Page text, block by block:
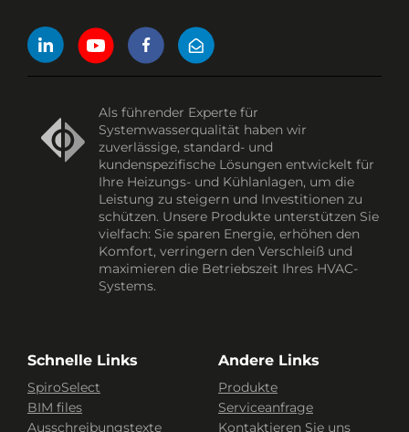
Als führender Experte für
Systemwasserqualität haben wir
zuverlässige, standard- und
kundenspezifische Lösungen entwickelt für
Ihre Heizungs- und Kühlanlagen, um die
Leistung zu steigern und Investitionen zu
schützen. Unsere Produkte unterstützen Sie
vielfach: Sie sparen Energie, erhöhen den
Komfort, verringern den Verschleiß und
maximieren die Betriebszeit Ihres HVAC-
Systems.
Schnelle Links
SpiroSelect
BIM files
Ausschreibungstexte
Andere Links
Produkte
Serviceanfrage
Kontaktieren Sie uns